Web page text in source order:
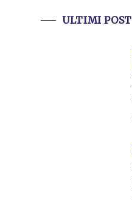
ULTIMI POST